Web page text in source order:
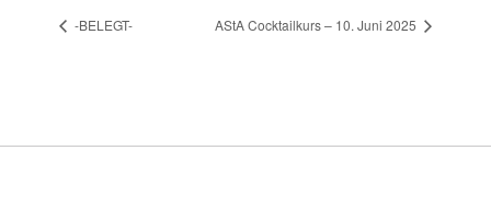
-BELEGT- AStA Cocktailkurs – 10. Juni 2025